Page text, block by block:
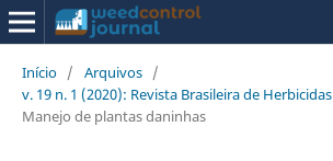
Início / Arquivos /
v. 19 n. 1 (2020): Revista Brasileira de Herbicidas
Manejo de plantas daninhas